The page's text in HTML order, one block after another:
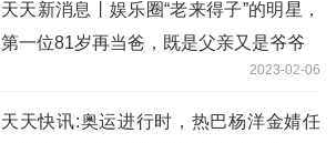
天天新消息丨娱乐圈“老来得子”的明星，
第一位81岁再当爸，既是父亲又是爷爷
2023-02-06
天天快讯:奥运进行时，热巴杨洋金婧任